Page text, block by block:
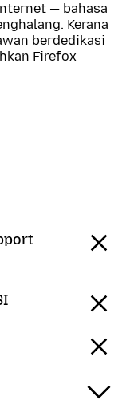
— bahasa
Kerana
berdedikasi
Firefox